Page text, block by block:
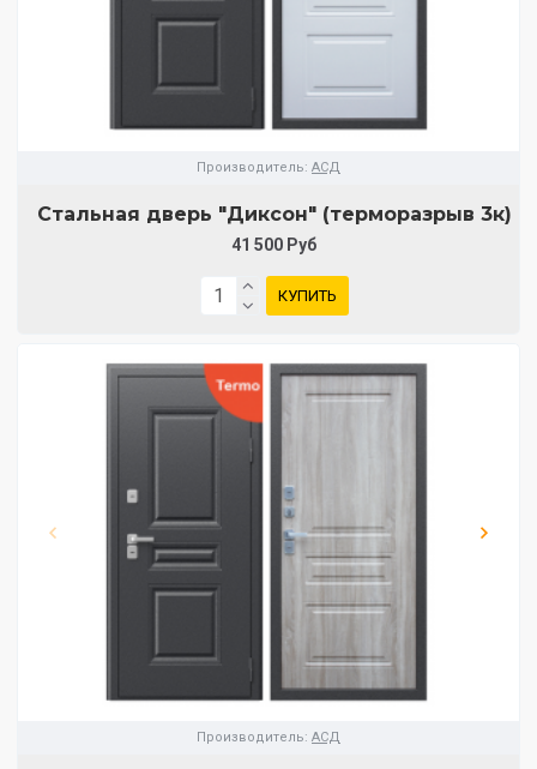
Производитель: АСД
Стальная дверь "Диксон" (терморазрыв 3к)
41 500 Руб
КУПИТЬ
Производитель: АСД